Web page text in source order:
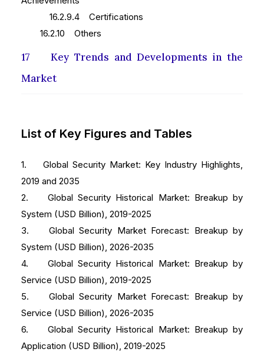
16.2.9.4 Certifications
16.2.10 Others
17 Key Trends and Developments in the
Market
List of Key Figures and Tables
1. Global Security Market: Key Industry Highlights,
2019 and 2035
2. Global Security Historical Market: Breakup by
System (USD Billion), 2019-2025
3. Global Security Market Forecast: Breakup by
System (USD Billion), 2026-2035
4. Global Security Historical Market: Breakup by
Service (USD Billion), 2019-2025
5. Global Security Market Forecast: Breakup by
Service (USD Billion), 2026-2035
6. Global Security Historical Market: Breakup by
Application (USD Billion), 2019-2025